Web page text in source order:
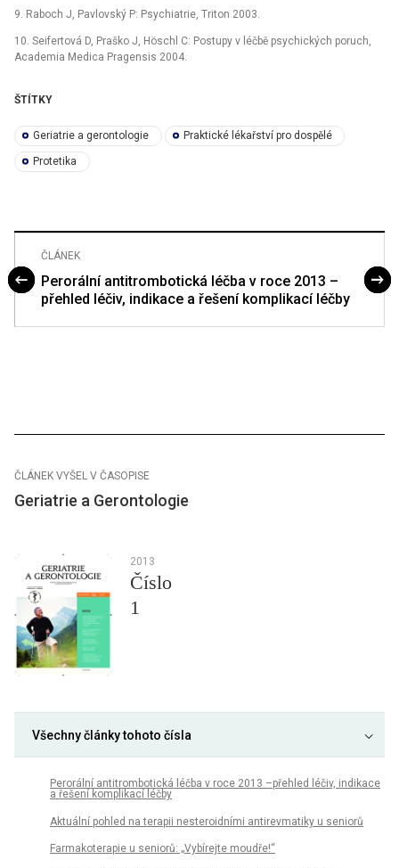
9. Raboch J, Pavlovský P: Psychiatrie, Triton 2003.
10. Seifertová D, Praško J, Höschl C: Postupy v léčbě psychických poruch,
Academia Medica Pragensis 2004.
ŠTÍTKY
Geriatrie a gerontologie Praktické lékařství pro dospělé
Protetika
ČLÁNEK
Perorální antitrombotická léčba v roce 2013 –
přehled léčiv, indikace a řešení komplikací léčby
ČLÁNEK VYŠEL V ČASOPISE
Geriatrie a Gerontologie
2013
Číslo
1
Všechny články tohoto čísla
Perorální antitrombotická léčba v roce 2013 –přehled léčiv, indikace
a řešení komplikací léčby
Aktuální pohled na terapii nesteroidními antirevmatiky u seniorů
Farmakoterapie u seniorů: „Vybírejte moudře!“